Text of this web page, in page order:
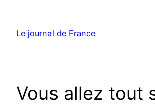
contenu
Le journal de France
Vous allez tout